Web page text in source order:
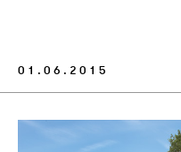
01.06.2015